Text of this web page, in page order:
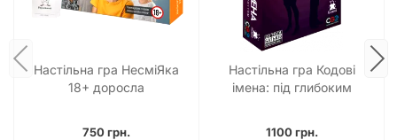
Настільна гра НесміЯка
18+ доросла
750 грн.
Настільна гра Кодові
імена: під глибоким
1100 грн.